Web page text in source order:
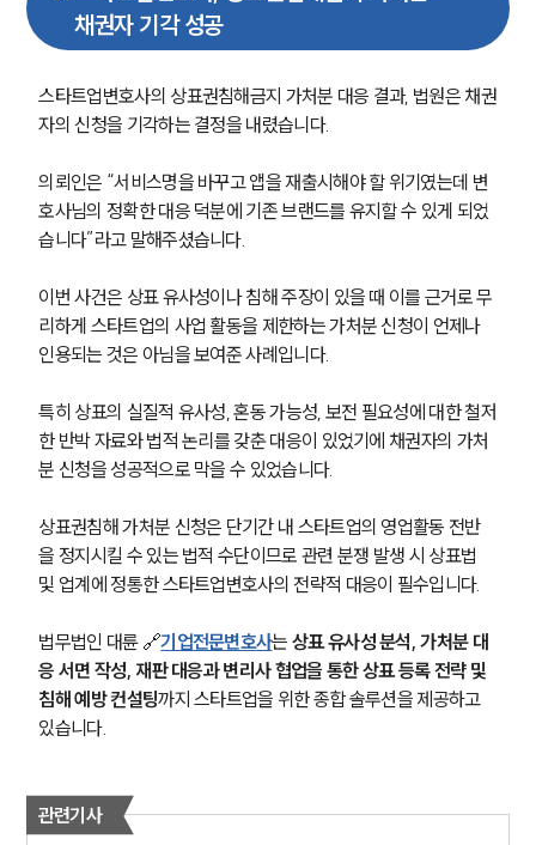
SERVICES
기업법무그룹 업무
전체
채권자 기각 성공
스타트업변호사의 상표권침해금지 가처분 대응 결과, 법원은 채권
자의 신청을 기각하는 결정을 내렸습니다.
의뢰인은 “서비스명을 바꾸고 앱을 재출시해야 할 위기였는데 변
호사님의 정확한 대응 덕분에 기존 브랜드를 유지할 수 있게 되었
습니다”라고 말해주셨습니다.
이번 사건은 상표 유사성이나 침해 주장이 있을 때 이를 근거로 무
리하게 스타트업의 사업 활동을 제한하는 가처분 신청이 언제나
인용되는 것은 아님을 보여준 사례입니다.
특히 상표의 실질적 유사성, 혼동 가능성, 보전 필요성에 대한 철저
한 반박 자료와 법적 논리를 갖춘 대응이 있었기에 채권자의 가처
분 신청을 성공적으로 막을 수 있었습니다.
상표권침해 가처분 신청은 단기간 내 스타트업의 영업활동 전반
을 정지시킬 수 있는 법적 수단이므로 관련 분쟁 발생 시 상표법
및 업계에 정통한 스타트업변호사의 전략적 대응이 필수입니다.
법무법인 대륜 🔗기업전문변호사는 상표 유사성 분석, 가처분 대
응 서면 작성, 재판 대응과 변리사 협업을 통한 상표 등록 전략 및
침해 예방 컨설팅까지 스타트업을 위한 종합 솔루션을 제공하고
있습니다.
관련기사